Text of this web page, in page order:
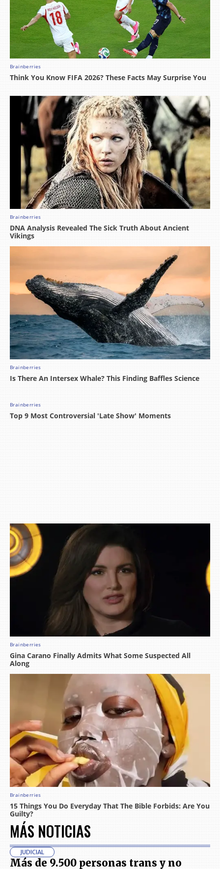
MÁS NOTICIAS
JUDICIAL
Más de 9.500 personas trans y no